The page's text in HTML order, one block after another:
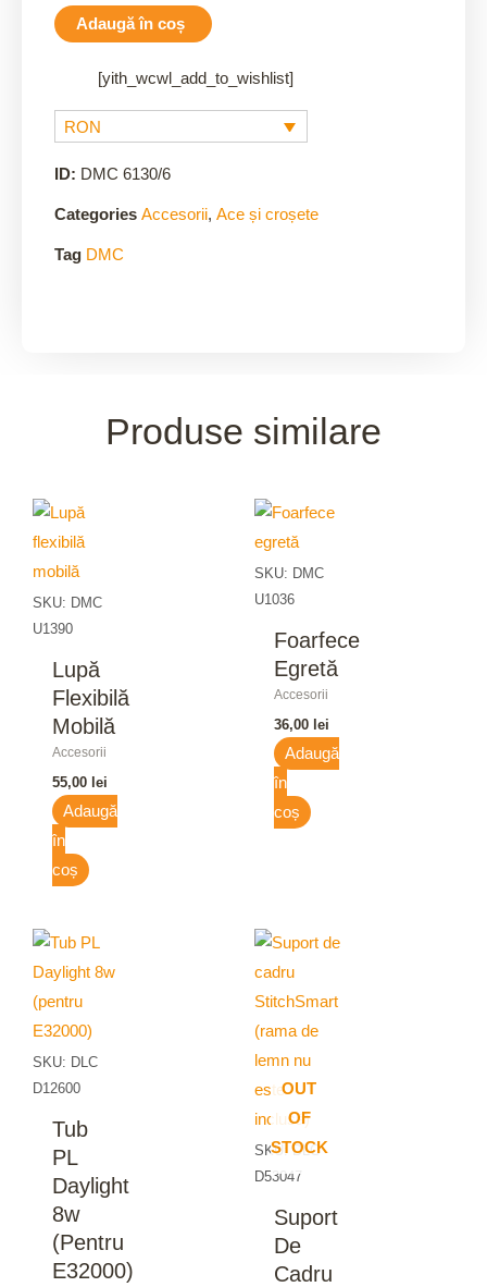
Adaugă în coș
[yith_wcwl_add_to_wishlist]
RON
ID: DMC 6130/6
Categories Accesorii, Ace și croșete
Tag DMC
Produse similare
SKU: DMC
U1390
Lupă
Flexibilă
Mobilă
Accesorii
55,00 lei
Adaugă
în
coș
SKU: DMC
U1036
Foarfece
Egretă
Accesorii
36,00 lei
Adaugă
în
coș
SKU: DLC
D12600
Tub
PL
Daylight
8w
(pentru
E32000)
OUT
OF
STOCK
SKU: DLC
D53047
Suport
De
Cadru